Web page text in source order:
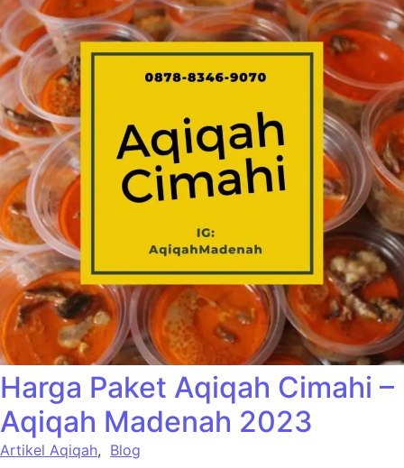
Harga Paket Aqiqah Cimahi –
Aqiqah Madenah 2023
Artikel Aqiqah, Blog